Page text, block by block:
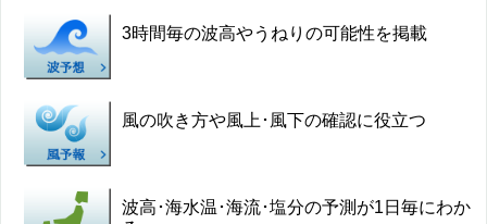
3時間毎の波高やうねりの可能性を掲載
風の吹き方や風上･風下の確認に役立つ
波高･海水温･海流･塩分の予測が1日毎にわか